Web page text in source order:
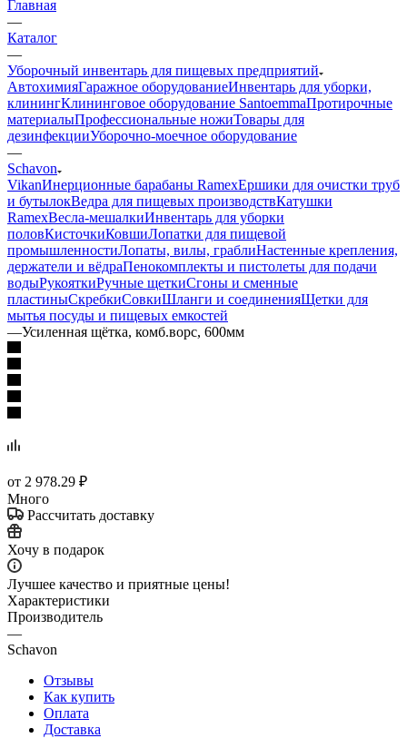
Главная
—
Каталог
—
Уборочный инвентарь для пищевых предприятий
АвтохимияГаражное оборудованиеИнвентарь для уборки,
клинингКлининговое оборудование SantoemmaПротирочные
материалыПрофессиональные ножиТовары для
дезинфекцииУборочно-моечное оборудование
—
Schavon
VikanИнерционные барабаны RamexЕршики для очистки труб
и бутылокВедра для пищевых производствКатушки
RamexВесла-мешалкиИнвентарь для уборки
половКисточкиКовшиЛопатки для пищевой
промышленностиЛопаты, вилы, граблиНастенные крепления,
держатели и вёдраПенокомплекты и пистолеты для подачи
водыРукояткиРучные щеткиСгоны и сменные
пластиныСкребкиСовкиШланги и соединенияЩетки для
мытья посуды и пищевых емкостей
—Усиленная щётка, комб.ворс, 600мм
от 2 978.29 ₽
Много
Рассчитать доставку
Хочу в подарок
Лучшее качество и приятные цены!
Характеристики
Производитель
—
Schavon
Отзывы
Как купить
Оплата
Доставка